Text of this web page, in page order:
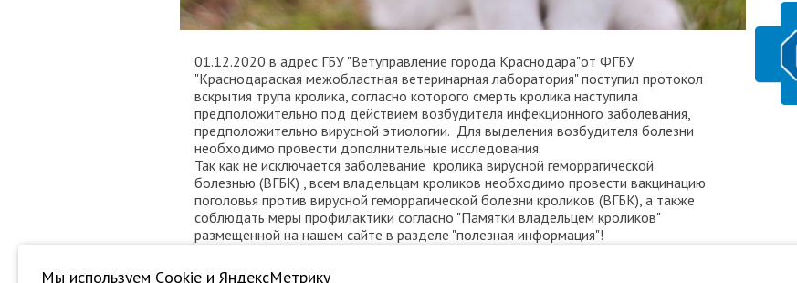
01.12.2020 в адрес ГБУ "Ветуправление города Краснодара"от ФГБУ
"Краснодараская межобластная ветеринарная лаборатория" поступил протокол
вскрытия трупа кролика, согласно которого смерть кролика наступила
предположительно под действием возбудителя инфекционного заболевания,
предположительно вирусной этиологии. Для выделения возбудителя болезни
необходимо провести дополнительные исследования.
Так как не исключается заболевание кролика вирусной геморрагической
болезнью (ВГБК) , всем владельцам кроликов необходимо провести вакцинацию
поголовья против вирусной геморрагической болезни кроликов (ВГБК), а также
соблюдать меры профилактики согласно "Памятки владельцем кроликов"
размещенной на нашем сайте в разделе "полезная информация"!
© ГБУ "Управление ветеринарии города Краснодара".
Мы используем Сookie и ЯндексМетрику